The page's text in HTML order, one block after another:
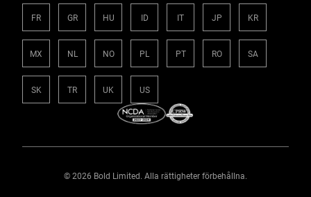
FR GR HU ID IT JP KR
MX NL NO PL PT RO SA
SK TR UK US
© 2026 Bold Limited. Alla rättigheter förbehållna.